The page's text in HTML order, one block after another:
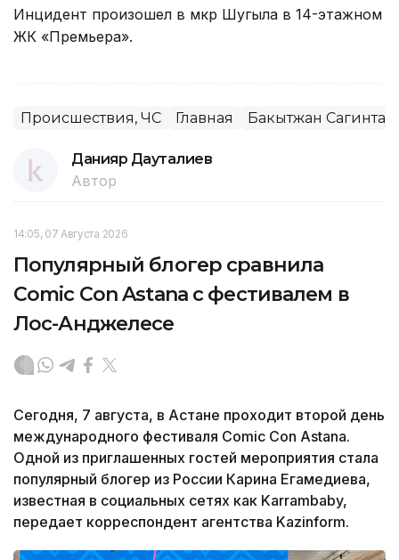
Инцидент произошел в мкр Шугыла в 14-этажном
ЖК «Премьера».
Происшествия, ЧС Главная Бакытжан
Данияр Дауталиев
Автор
14:05, 07 Августа 2026
Популярный блогер сравнила
Comic Con Astana с фестивалем в
Лос-Анджелесе
Сегодня, 7 августа, в Астане проходит второй день
международного фестиваля Comic Con Astana.
Одной из приглашенных гостей мероприятия стала
популярный блогер из России Карина Егамедиева,
известная в социальных сетях как Karrambaby,
передает корреспондент агентства Kazinform.